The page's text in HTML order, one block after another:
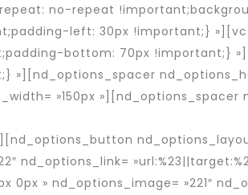
no-repeat
left: 30px !important;}
bottom: 70px !important;}
»][nd_options_spacer
»150px
nd_options_link=
» nd_options_image= »221″